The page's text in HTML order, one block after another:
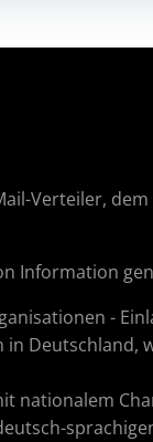
Verteiler,
Information
-
Deutschland,
nationalem